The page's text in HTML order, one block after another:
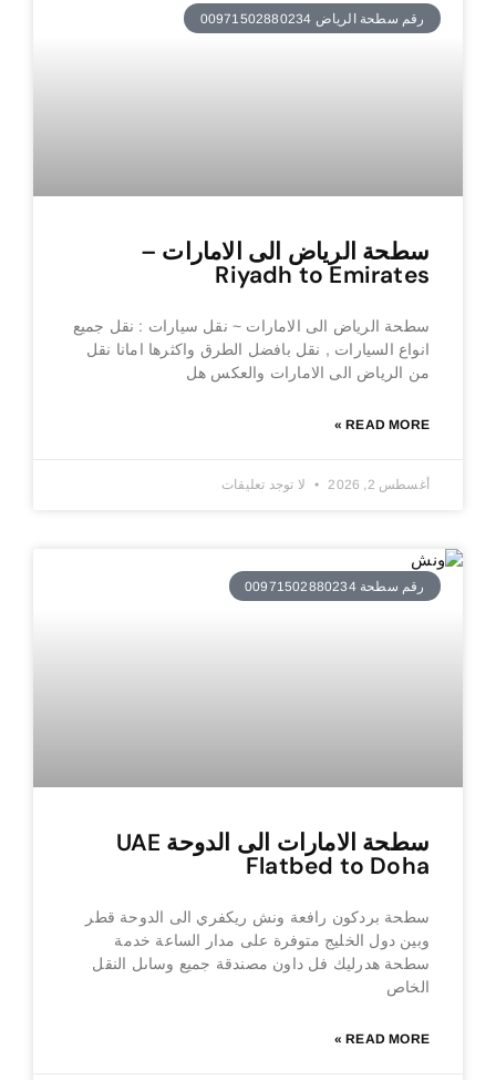
رقم سطحة الرياض 00971502880234
سطحة الرياض الى الامارات –
Riyadh to Emirates
سطحة الرياض الى الامارات ~ نقل سيارات : نقل جميع
انواع السيارات , نقل بافضل الطرق واكثرها امانا نقل
من الرياض الى الامارات والعكس هل
READ MORE »
أغسطس 2, 2026 لا توجد تعليقات
رقم سطحة 00971502880234
سطحة الامارات الى الدوحة UAE
Flatbed to Doha
سطحة بردكون رافعة ونش ريكفري الى الدوحة قطر
وبين دول الخليج متوفرة على مدار الساعة خدمة
سطحة هدرليك فل داون مصندقة جميع وساىل النقل
الخاص
READ MORE »